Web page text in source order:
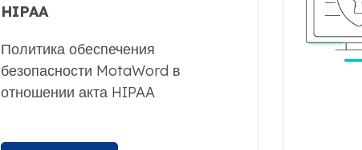
HIPAA
Политика обеспечения
безопасности MotaWord в
отношении акта HIPAA